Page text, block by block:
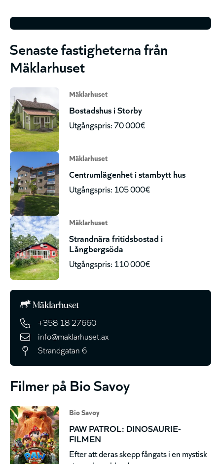
Senaste fastigheterna från
Mäklarhuset
Mäklarhuset
Bostadshus i Storby
Utgångspris: 70 000€
Mäklarhuset
Centrumlägenhet i stambytt hus
Utgångspris: 105 000€
Mäklarhuset
Strandnära fritidsbostad i
Långbergsöda
Utgångspris: 110 000€
+358 18 27660
info@maklarhuset.ax
Strandgatan 6
Filmer på Bio Savoy
Bio Savoy
PAW PATROL: DINOSAURIE-
FILMEN
Efter att deras skepp fångats i en mystisk